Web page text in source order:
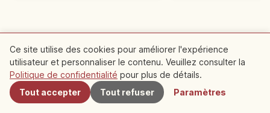
Spots recommandés à
proximité
À proximité
Ce site utilise des cookies pour améliorer l'expérience
utilisateur et personnaliser le contenu. Veuillez consulter la
Politique de confidentialité pour plus de détails.
Tout accepter
Tout refuser Paramètres